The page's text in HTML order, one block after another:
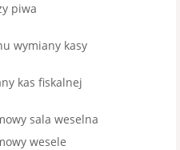
piwa
wymiany kasy
kas fiskalnej
sala weselna
wesele